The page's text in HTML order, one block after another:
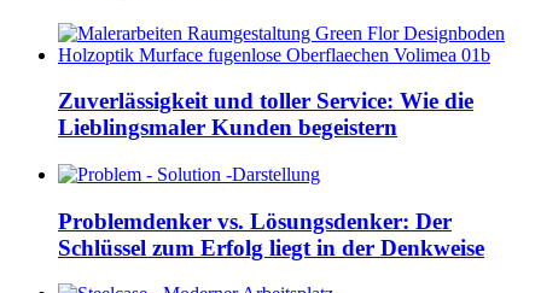
Zuverlässigkeit und toller Service: Wie die
Lieblingsmaler Kunden begeistern
Problemdenker vs. Lösungsdenker: Der
Schlüssel zum Erfolg liegt in der Denkweise